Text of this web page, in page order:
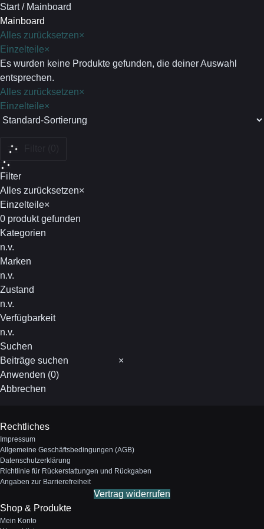
Start/ Mainboard
Mainboard
Alles zurücksetzen×
Einzelteile×
Es wurden keine Produkte gefunden, die deiner Auswahl
entsprechen.
Alles zurücksetzen×
Einzelteile×
Filter
Alles zurücksetzen×
Einzelteile×
0 produkt gefunden
Kategorien
n.v.
Marken
n.v.
Zustand
n.v.
Verfügbarkeit
n.v.
Suchen
Suchen
×
Anwenden (0)
Abbrechen
Rechtliches
Impressum
Allgemeine Geschäftsbedingungen (AGB)
Datenschutzerklärung
Richtlinie für Rückerstattungen und Rückgaben
Angaben zur Barrierefreiheit
Vertrag widerrufen
Shop & Produkte
Mein Konto